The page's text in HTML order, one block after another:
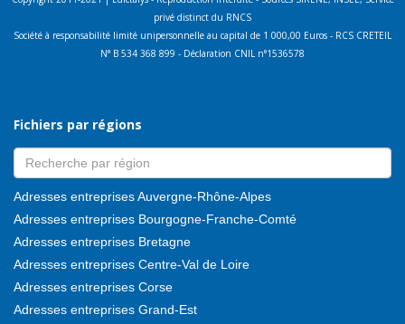
privé distinct du RNCS
Société à responsabilité limité unipersonnelle au capital de 1 000,00 Euros - RCS CRETEIL
N° B 534 368 899 - Déclaration CNIL n°1536578
Fichiers par régions
Adresses entreprises Auvergne-Rhône-Alpes
Adresses entreprises Bourgogne-Franche-Comté
Adresses entreprises Bretagne
Adresses entreprises Centre-Val de Loire
Adresses entreprises Corse
Adresses entreprises Grand-Est